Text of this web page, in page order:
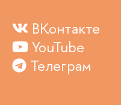
ВКонтакте
YouTube
Телеграм